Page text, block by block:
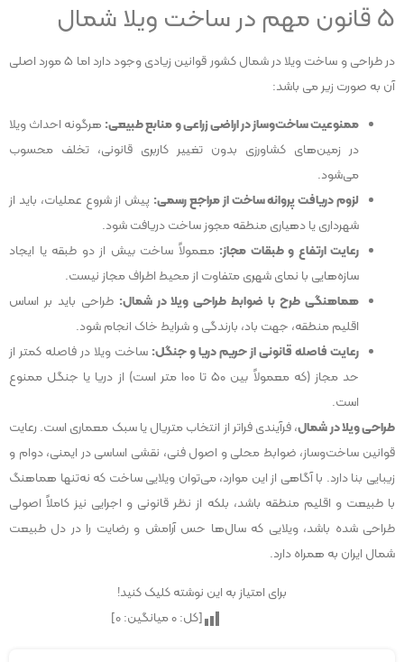
۵ قانون مهم در ساخت ویلا شمال
در طراحی و ساخت ویلا در شمال کشور قوانین زیادی وجود دارد اما 5 مورد اصلی
آن به صورت زیر می باشد:
ممنوعیت ساخت‌وساز در اراضی زراعی و منابع طبیعی: هرگونه احداث ویلا
در زمین‌های کشاورزی بدون تغییر کاربری قانونی، تخلف محسوب
می‌شود.
لزوم دریافت پروانه ساخت از مراجع رسمی: پیش از شروع عملیات، باید از
شهرداری یا دهیاری منطقه مجوز ساخت دریافت شود.
رعایت ارتفاع و طبقات مجاز: معمولاً ساخت بیش از دو طبقه یا ایجاد
سازه‌هایی با نمای شهری متفاوت از محیط اطراف مجاز نیست.
هماهنگی طرح با ضوابط طراحی ویلا در شمال: طراحی باید بر اساس
اقلیم منطقه، جهت باد، بارندگی و شرایط خاک انجام شود.
رعایت فاصله قانونی از حریم دریا و جنگل: ساخت ویلا در فاصله کمتر از
حد مجاز (که معمولاً بین ۵۰ تا ۱۰۰ متر است) از دریا یا جنگل ممنوع
است.
طراحی ویلا در شمال، فرآیندی فراتر از انتخاب متریال یا سبک معماری است. رعایت
قوانین ساخت‌وساز، ضوابط محلی و اصول فنی، نقشی اساسی در ایمنی، دوام و
زیبایی بنا دارد. با آگاهی از این موارد، می‌توان ویلایی ساخت که نه‌تنها هماهنگ
با طبیعت و اقلیم منطقه باشد، بلکه از نظر قانونی و اجرایی نیز کاملاً اصولی
طراحی شده باشد، ویلایی که سال‌ها حس آرامش و رضایت را در دل طبیعت
شمال ایران به همراه دارد.
برای امتیاز به این نوشته کلیک کنید!
[کل:0میانگین:0
]